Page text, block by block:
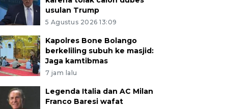
usulan Trump
5 Agustus 2026 13:09
Kapolres Bone Bolango
berkeliling subuh ke masjid:
Jaga kamtibmas
7 jam lalu
Legenda Italia dan AC Milan
Franco Baresi wafat